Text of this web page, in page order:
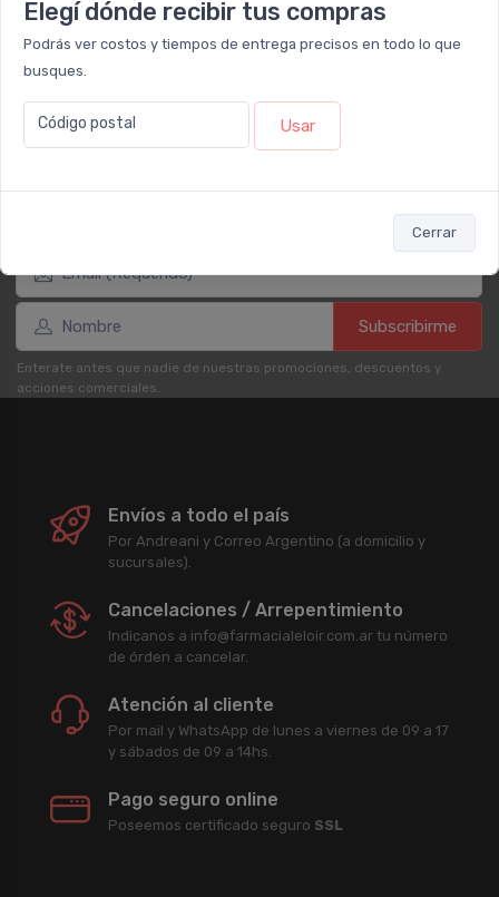
Elegí dónde recibir tus compras
Podrás ver costos y tiempos de entrega precisos en todo lo que
busques.
Código postal Usar
Cerrar
Botón de arrepentimiento
Términos y condiciones
Preguntas frecuentes
Registrate como cliente
Subscribirme
Enterate antes que nadie de nuestras promociones, descuentos y
acciones comerciales.
Envíos a todo el país
Por Andreani y Correo Argentino (a domicilio y
sucursales).
Cancelaciones / Arrepentimiento
Indicanos a info@farmacialeloir.com.ar tu número
de órden a cancelar.
Atención al cliente
Por mail y WhatsApp de lunes a viernes de 09 a 17
y sábados de 09 a 14hs.
Pago seguro online
Poseemos certificado seguro SSL